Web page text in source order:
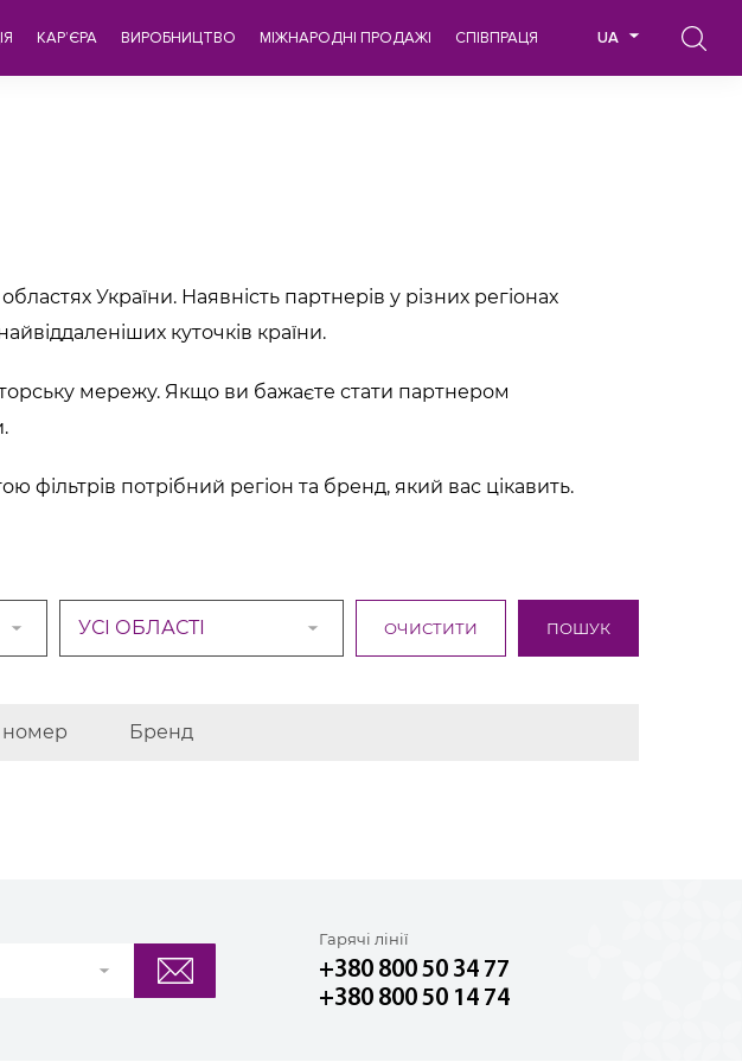
КАР’ЄРА ВИРОБНИЦТВО МІЖНАРОДНІ ПРОДАЖІ СПІВПРАЦЯ UA
України. Наявність партнерів у різних регіонах
куточків країни.
мережу. Якщо ви бажаєте стати партнером
фільтрів потрібний регіон та бренд, який вас цікавить.
УСІ ОБЛАСТІ
номер Бренд
Гарячі лінії
+380 800 50 34 77
+380 800 50 14 74